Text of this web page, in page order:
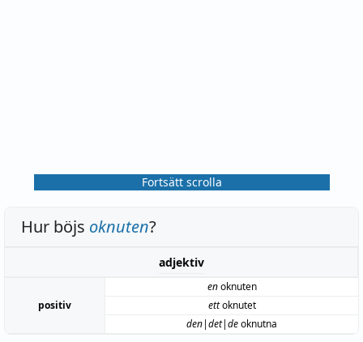
Fortsätt scrolla
Hur böjs oknuten?
adjektiv
positiv
enoknuten
ettoknutet
den|det|deoknutna